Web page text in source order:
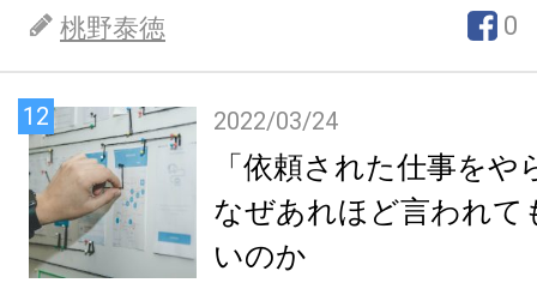
桃野泰徳 0
12 2022/03/24
「依頼された仕事を
なぜあれほど言われて
いのか